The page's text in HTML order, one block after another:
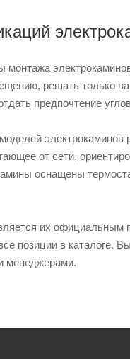
монтажа
решать только
предпочтение
от сети,
оснащены
их официальным
позиции в каталоге.
менеджерами.